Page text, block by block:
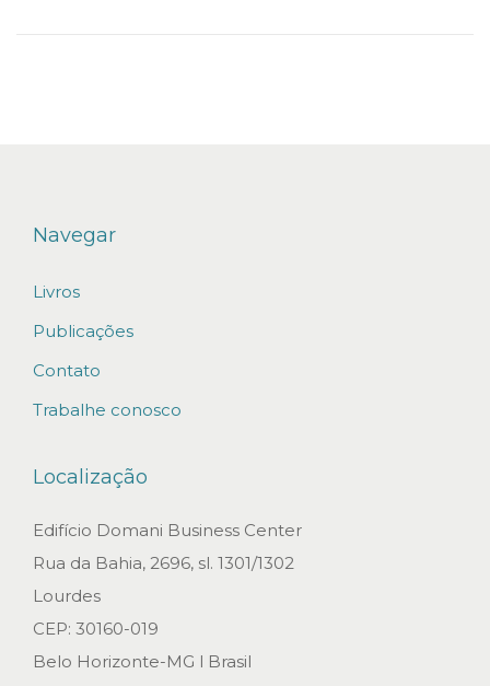
Navegar
Livros
Publicações
Contato
Trabalhe conosco
Localização
Edifício Domani Business Center
Rua da Bahia, 2696, sl. 1301/1302
Lourdes
CEP: 30160-019
Belo Horizonte-MG l Brasil